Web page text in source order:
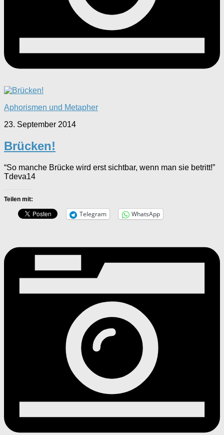
Aphorismen und Metapher
23. September 2014
Brücken!
“So manche Brücke wird erst sichtbar, wenn man sie betritt!”
Tdeva14
Teilen mit:
Telegram WhatsApp